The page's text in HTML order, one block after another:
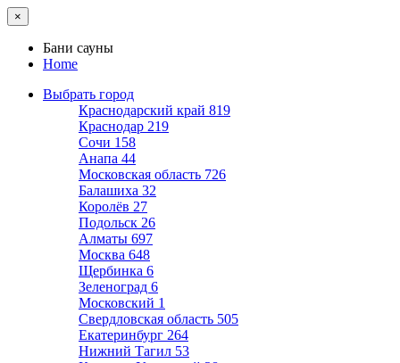
×
Бани сауны
Home
Выбрать город
Краснодарский край 819
Краснодар 219
Сочи 158
Анапа 44
Московская область 726
Балашиха 32
Королёв 27
Подольск 26
Алматы 697
Москва 648
Щербинка 6
Зеленоград 6
Московский 1
Свердловская область 505
Екатеринбург 264
Нижний Тагил 53